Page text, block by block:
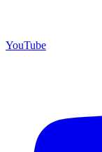
YouTube